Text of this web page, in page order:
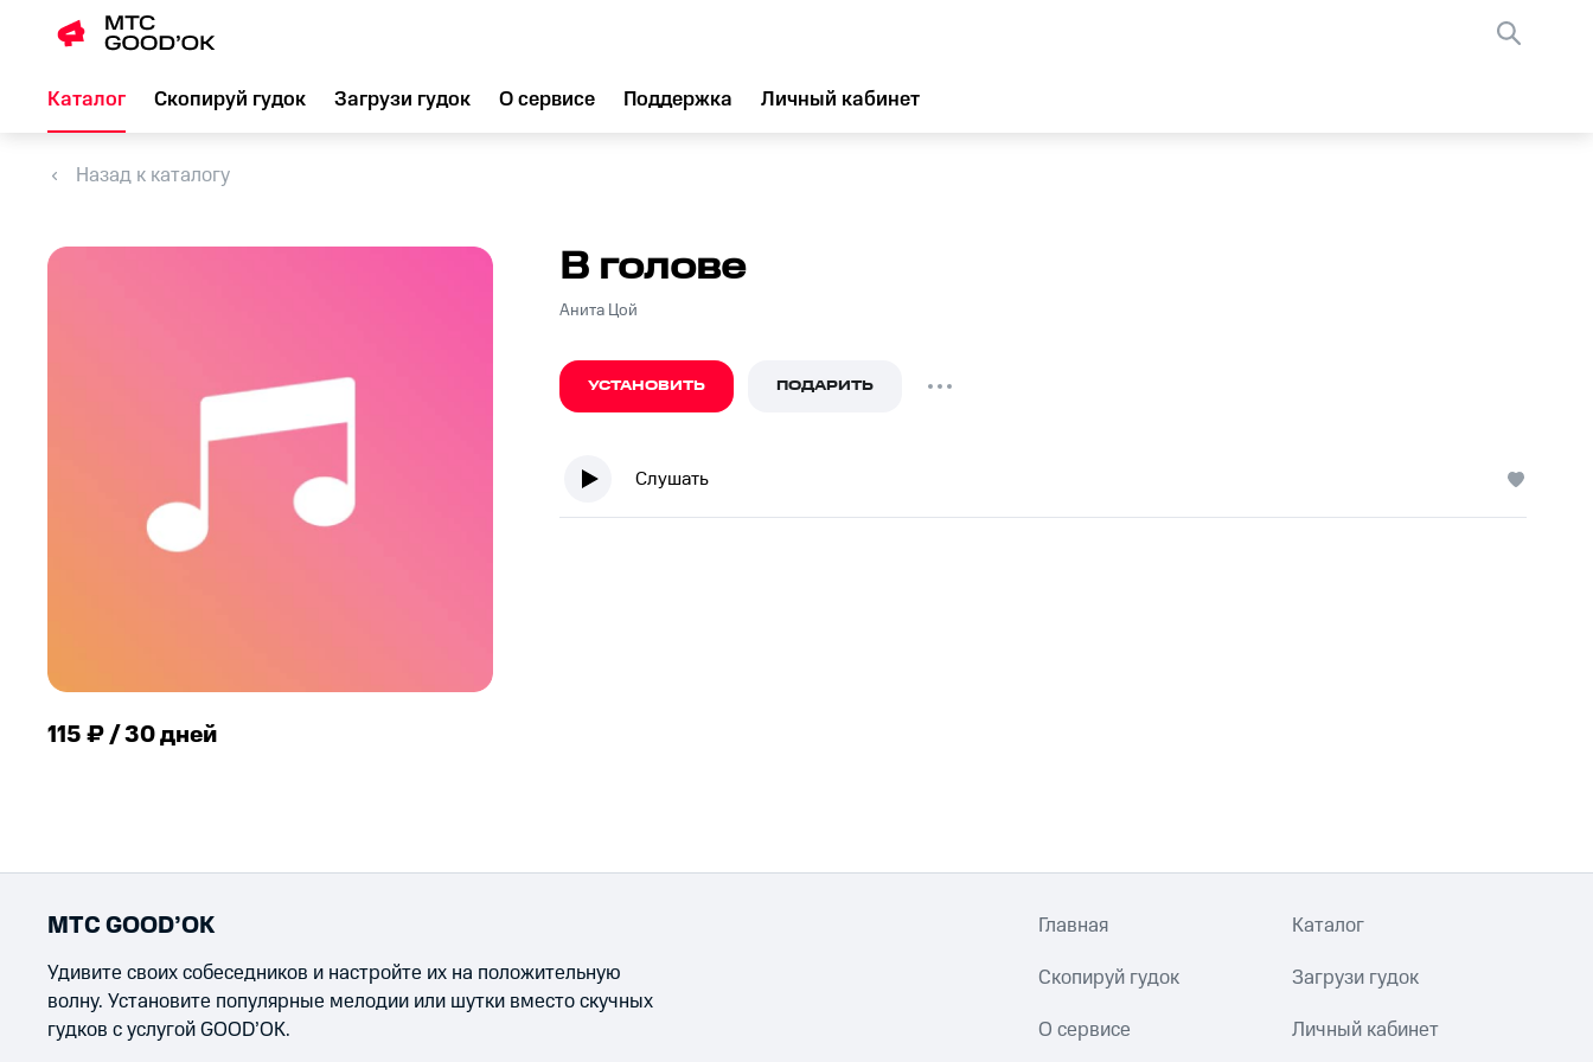
Каталог Скопируй гудок Загрузи гудок О сервисе Поддержка Личный кабинет
Назад к каталогу
115 ₽ / 30 дней
В голове
Анита Цой
УСТАНОВИТЬ ПОДАРИТЬ
Слушать
МТС GOOD’OK
Удивите своих собеседников и настройте их на положительную
волну. Установите популярные мелодии или шутки вместо скучных
гудков с услугой GOOD’OK.
Главная Каталог
Скопируй гудок Загрузи гудок
О сервисе Личный кабинет